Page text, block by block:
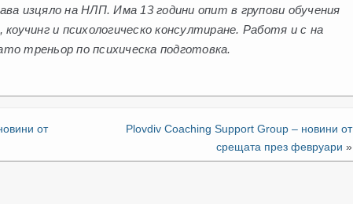
изцяло на НЛП. Има 13 години опит в групови обучения
и психологическо консултиране. Работя и с на
треньор по психическа подготовка.
от
Plovdiv Coaching Support Group – новини от
срещата през февруари »